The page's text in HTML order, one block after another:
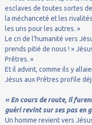
esclaves de toutes sortes
la méchanceté et les
les uns pour les autres. »
Le cri de l’humanité vers
prends pitié de nous ! »
Prêtres. »
Et il advint, comme ils y
Jésus aux Prêtres profile
« En cours de route, il
guéri revint sur ses pas en
Un homme revient vers